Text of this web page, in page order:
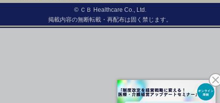
© ＣＢ Healthcare Co., Ltd.
掲載内容の無断転載・再配布は固く禁じます。